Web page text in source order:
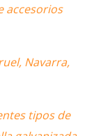
accesorios
Navarra,
tipos de